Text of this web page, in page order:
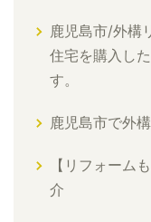
鹿児島市/外構
住宅を購入し
す。
鹿児島市で外
【リフォーム
介